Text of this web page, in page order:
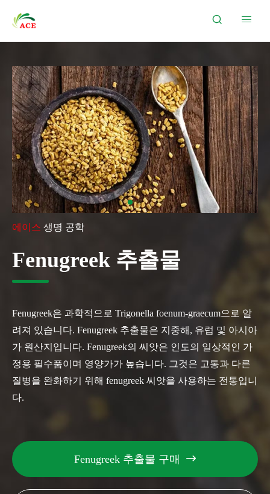
 
에이스 생명 공학
Fenugreek 추출물
Fenugreek은 과학적으로 Trigonella foenum-graecum으로 알
려져 있습니다. Fenugreek 추출물은 지중해, 유럽 및 아시아
가 원산지입니다. Fenugreek의 씨앗은 인도의 일상적인 가
정용 필수품이며 영양가가 높습니다. 그것은 고통과 다른
질병을 완화하기 위해 fenugreek 씨앗을 사용하는 전통입니
다.
Fenugreek 추출물 구매 